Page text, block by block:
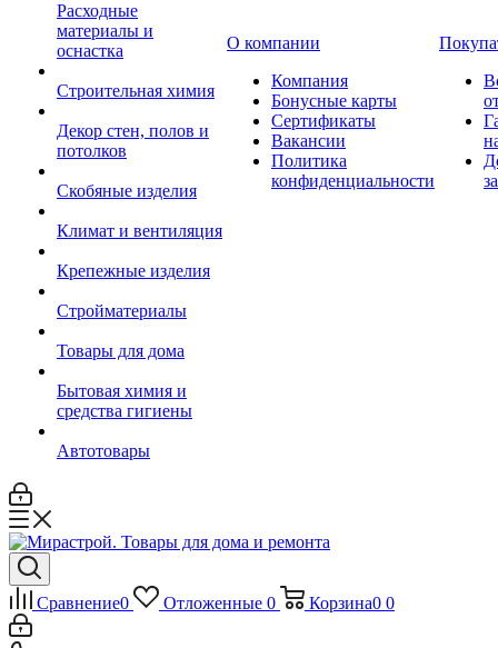
Расходные
материалы и
оснастка
Строительная химия
Декор стен, полов и
потолков
Скобяные изделия
Климат и вентиляция
Крепежные изделия
Стройматериалы
Товары для дома
Бытовая химия и
средства гигиены
Автотовары
О компании
Компания
Бонусные карты
Сертификаты
Вакансии
Политика
конфиденциальности
Сравнение0 Отложенные 0 Корзина0 0